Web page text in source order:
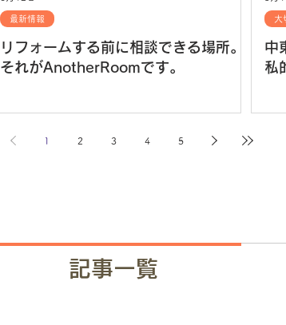
リフォームする前に相談できる場所。
それがAnotherRoomです。
最新情報
中
私
大
1 2 3 4 5
記事一覧